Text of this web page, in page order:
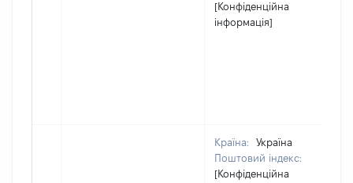
[Конфіденційна
інформація]
Країна:
Україна
Поштовий індекс:
[Конфіденційна